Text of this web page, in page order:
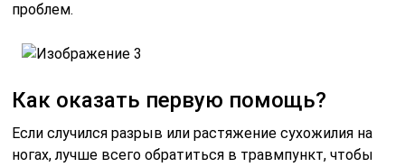
проблем.
Как оказать первую помощь?
Если случился разрыв или растяжение сухожилия на
ногах, лучше всего обратиться в травмпункт, чтобы